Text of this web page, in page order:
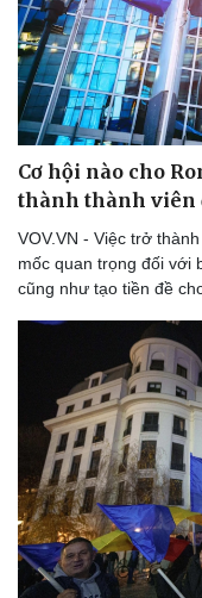
Cơ hội nào cho
thành thành viên
VOV.VN - Việc trở
mốc quan trọng đối với
cũng như tạo tiền đề